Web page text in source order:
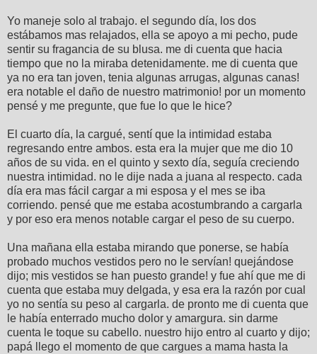
Yo maneje solo al trabajo. el segundo día, los dos
estábamos mas relajados, ella se apoyo a mi pecho, pude
sentir su fragancia de su blusa. me di cuenta que hacia
tiempo que no la miraba detenidamente. me di cuenta que
ya no era tan joven, tenia algunas arrugas, algunas canas!
era notable el daño de nuestro matrimonio! por un momento
pensé y me pregunte, que fue lo que le hice?
El cuarto día, la cargué, sentí que la intimidad estaba
regresando entre ambos. esta era la mujer que me dio 10
años de su vida. en el quinto y sexto día, seguía creciendo
nuestra intimidad. no le dije nada a juana al respecto. cada
día era mas fácil cargar a mi esposa y el mes se iba
corriendo. pensé que me estaba acostumbrando a cargarla
y por eso era menos notable cargar el peso de su cuerpo.
Una mañana ella estaba mirando que ponerse, se había
probado muchos vestidos pero no le servían! quejándose
dijo; mis vestidos se han puesto grande! y fue ahí que me di
cuenta que estaba muy delgada, y esa era la razón por cual
yo no sentía su peso al cargarla. de pronto me di cuenta que
le había enterrado mucho dolor y amargura. sin darme
cuenta le toque su cabello. nuestro hijo entro al cuarto y dijo;
papá llego el momento de que cargues a mama hasta la